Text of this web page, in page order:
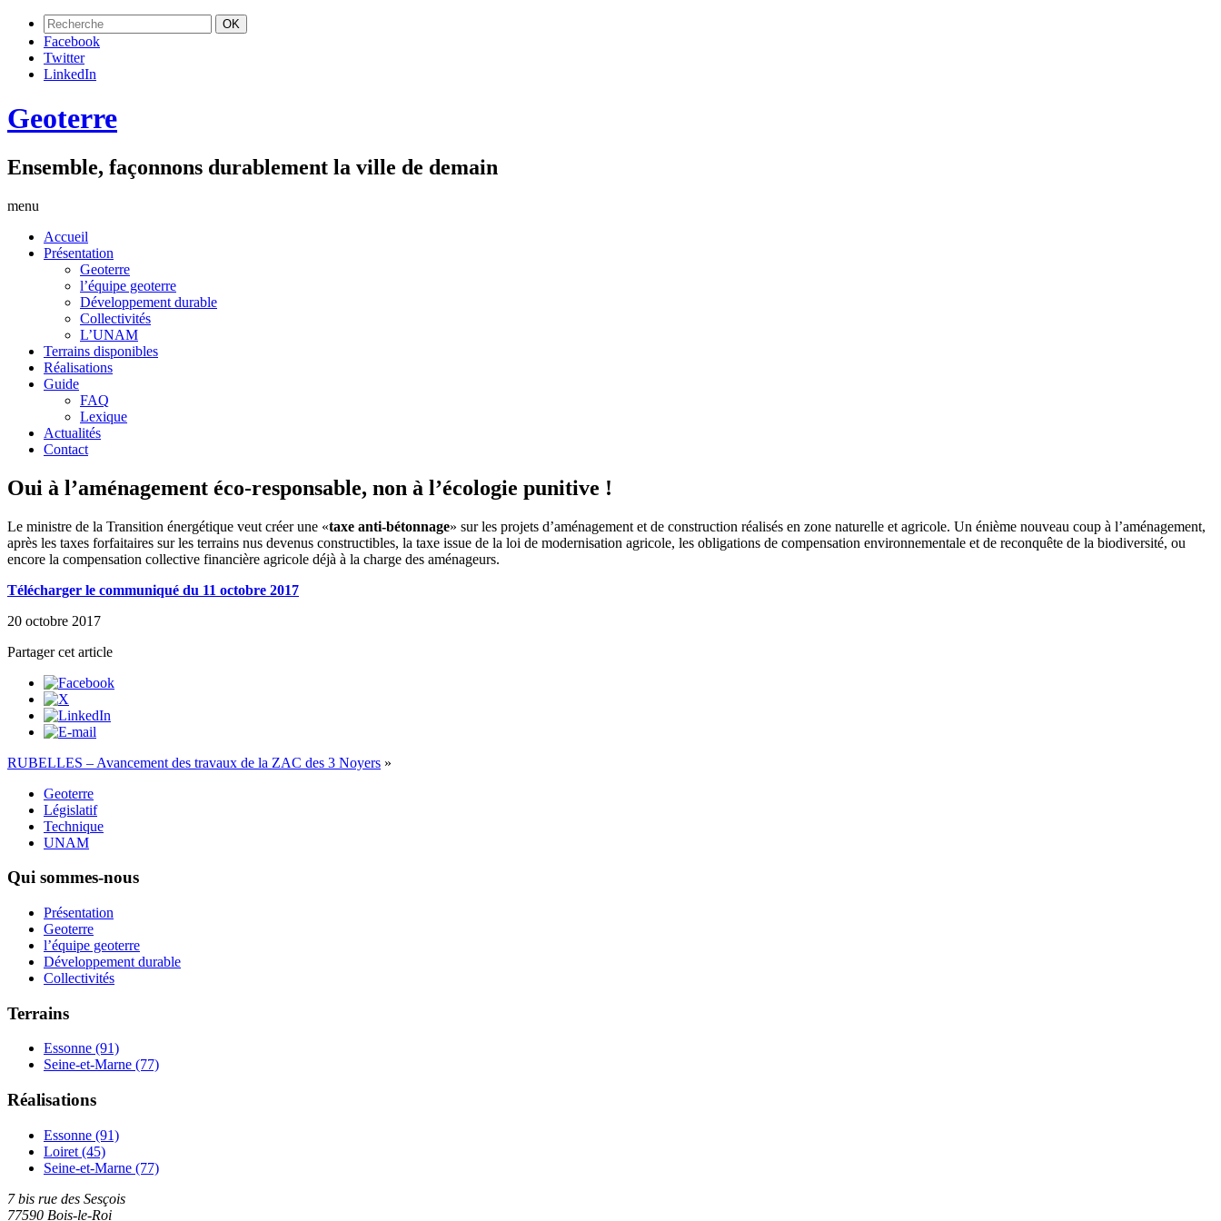
Facebook
Twitter
LinkedIn
Geoterre
Ensemble, façonnons durablement la ville de demain
menu
Accueil
Présentation
Geoterre
l’équipe geoterre
Développement durable
Collectivités
L’UNAM
Terrains disponibles
Réalisations
Guide
FAQ
Lexique
Actualités
Contact
Oui à l’aménagement éco-responsable, non à l’écologie punitive !
Le ministre de la Transition énergétique veut créer une «taxe anti-bétonnage» sur les projets d’aménagement et de construction réalisés en zone naturelle et agricole. Un énième nouveau coup à l’aménagement,
après les taxes forfaitaires sur les terrains nus devenus constructibles, la taxe issue de la loi de modernisation agricole, les obligations de compensation environnementale et de reconquête de la biodiversité, ou
encore la compensation collective financière agricole déjà à la charge des aménageurs.
Télécharger le communiqué du 11 octobre 2017
20 octobre 2017
Partager cet article
RUBELLES – Avancement des travaux de la ZAC des 3 Noyers »
Geoterre
Législatif
Technique
UNAM
Qui sommes-nous
Présentation
Geoterre
l’équipe geoterre
Développement durable
Collectivités
Terrains
Essonne (91)
Seine-et-Marne (77)
Réalisations
Essonne (91)
Loiret (45)
Seine-et-Marne (77)
7 bis rue des Sesçois
77590 Bois-le-Roi